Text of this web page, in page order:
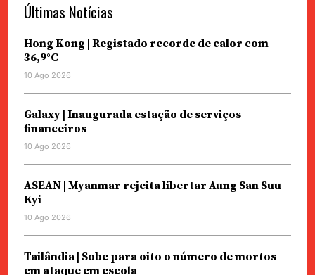
Últimas Notícias
Hong Kong | Registado recorde de calor com
36,9°C
10 Ago 2026
Galaxy | Inaugurada estação de serviços
financeiros
10 Ago 2026
ASEAN | Myanmar rejeita libertar Aung San Suu
Kyi
10 Ago 2026
Tailândia | Sobe para oito o número de mortos
em ataque em escola